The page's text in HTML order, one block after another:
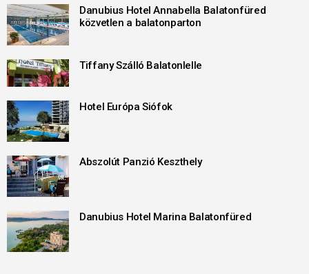
Danubius Hotel Annabella Balatonfüred
közvetlen a balatonparton
Tiffany Szálló Balatonlelle
Hotel Európa Siófok
Abszolút Panzió Keszthely
Danubius Hotel Marina Balatonfüred